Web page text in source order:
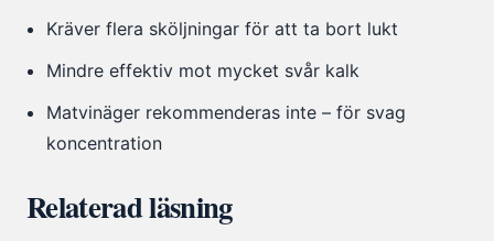
Kräver flera sköljningar för att ta bort lukt
Mindre effektiv mot mycket svår kalk
Matvinäger rekommenderas inte – för svag
koncentration
Relaterad läsning